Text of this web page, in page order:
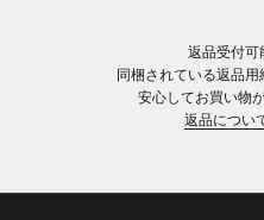
返品受付可
同梱されている返品
安心してお買い物
返品につ